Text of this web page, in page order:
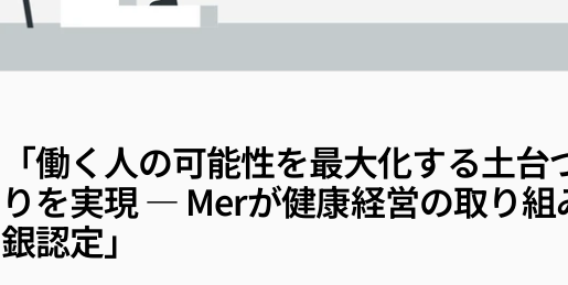
「働く人の可能性を最大化する土台
りを実現 ― Merが健康経営の取り組
銀認定」